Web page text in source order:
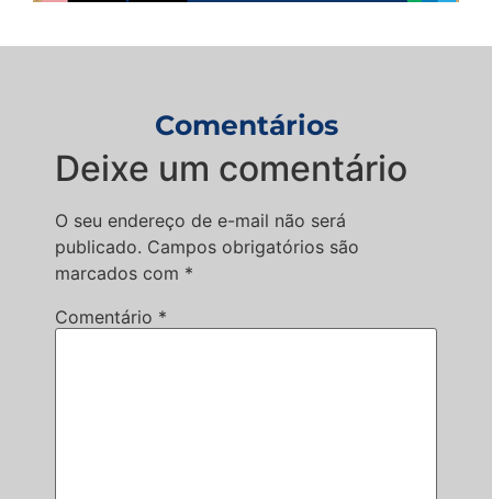
Comentários
Deixe um comentário
O seu endereço de e-mail não será
publicado. Campos obrigatórios são
marcados com *
Comentário *